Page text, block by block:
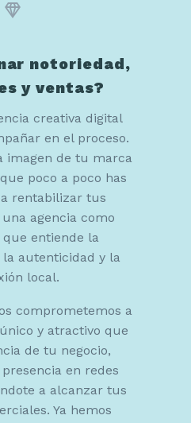


notoriedad,
y ventas?
creativa digital
en el proceso.
imagen de tu marca
poco a poco has
rentabilizar tus
agencia como
que entiende la
autenticidad y la
local.
comprometemos a
y atractivo que
de tu negocio,
en redes
a alcanzar tus
Ya hemos